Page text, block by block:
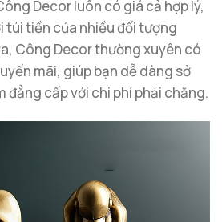
Decor luôn có giá cả hợp lý,
túi tiền của nhiều đối tượng
Công Decor thường xuyên có
mãi, giúp bạn dễ dàng sở
đẳng cấp với chi phí phải chăng.